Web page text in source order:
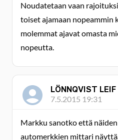
Noudatetaan vaan
toiset ajamaan nopeammin
molemmat ajavat omasta
nopeutta.
LÖNNQVIST LEIF
7.5.2015 19:31
Markku sanotko että
automerkkien mittari